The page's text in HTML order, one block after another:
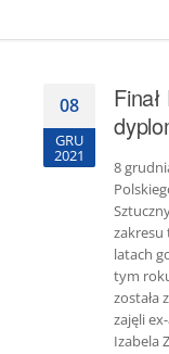
08
GRU
2021
8
zakresu
latach
tym
została
zajęli
Izabela